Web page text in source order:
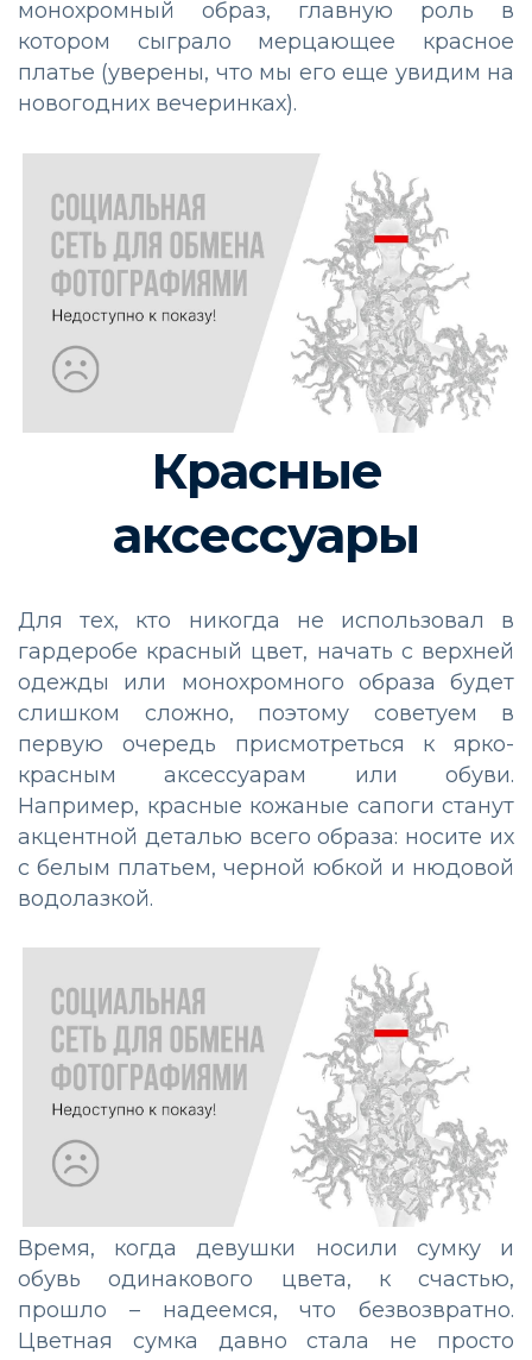
монохромный образ, главную роль в
котором сыграло мерцающее красное
платье (уверены, что мы его еще увидим на
новогодних вечеринках).
Красные
аксессуары
Для тех, кто никогда не использовал в
гардеробе красный цвет, начать с верхней
одежды или монохромного образа будет
слишком сложно, поэтому советуем в
первую очередь присмотреться к ярко-
красным аксессуарам или обуви.
Например, красные кожаные сапоги станут
акцентной деталью всего образа: носите их
с белым платьем, черной юбкой и нюдовой
водолазкой.
Время, когда девушки носили сумку и
обувь одинакового цвета, к счастью,
прошло – надеемся, что безвозвратно.
Цветная сумка давно стала не просто